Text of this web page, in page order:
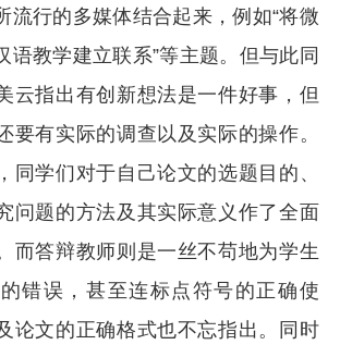
流行的多媒体结合起来，例如“将微
语教学建立联系”等主题。但与此同
云指出有创新想法是一件好事，但
要有实际的调查以及实际的操作。
同学们对于自己论文的选题目的、
问题的方法及其实际意义作了全面
而答辩教师则是一丝不苟地为学生
错误，甚至连标点符号的正确使
论文的正确格式也不忘指出。同时